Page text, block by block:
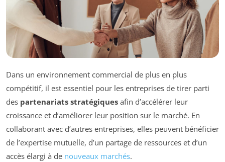
Dans un environnement commercial de plus en plus
compétitif, il est essentiel pour les entreprises de tirer parti
des partenariats stratégiques afin d’accélérer leur
croissance et d’améliorer leur position sur le marché. En
collaborant avec d’autres entreprises, elles peuvent bénéficier
de l’expertise mutuelle, d’un partage de ressources et d’un
accès élargi à de nouveaux marchés.